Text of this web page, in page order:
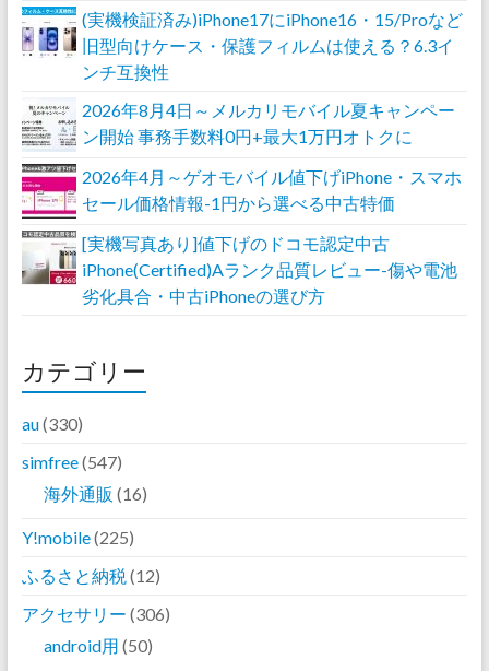
(実機検証済み)iPhone17にiPhone16・15/Proなど
旧型向けケース・保護フィルムは使える？6.3イ
ンチ互換性
2026年8月4日～メルカリモバイル夏キャンペー
ン開始 事務手数料0円+最大1万円オトクに
2026年4月～ゲオモバイル値下げiPhone・スマホ
セール価格情報-1円から選べる中古特価
[実機写真あり]値下げのドコモ認定中古
iPhone(Certified)Aランク品質レビュー-傷や電池
劣化具合・中古iPhoneの選び方
カテゴリー
au(330)
simfree(547)
海外通販 (16)
Y!mobile(225)
ふるさと納税(12)
アクセサリー (306)
android用 (50)